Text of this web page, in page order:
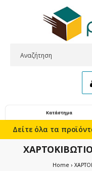
Κατάστημα
Δείτε όλα τα
Home